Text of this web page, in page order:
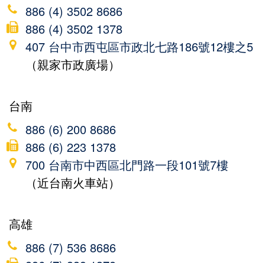
886 (4) 3502 8686
886 (4) 3502 1378
407 台中市西屯區市政北七路186號12樓之5
（親家市政廣場）
台南
886 (6) 200 8686
886 (6) 223 1378
700 台南市中西區北門路一段101號7樓
（近台南火車站）
高雄
886 (7) 536 8686